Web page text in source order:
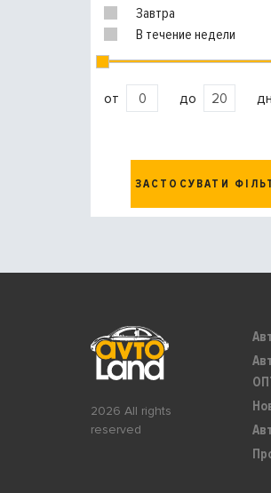
Завтра
В течение недели
от до
ЗАСТОСУВАТИ
2026 All rights
reserved